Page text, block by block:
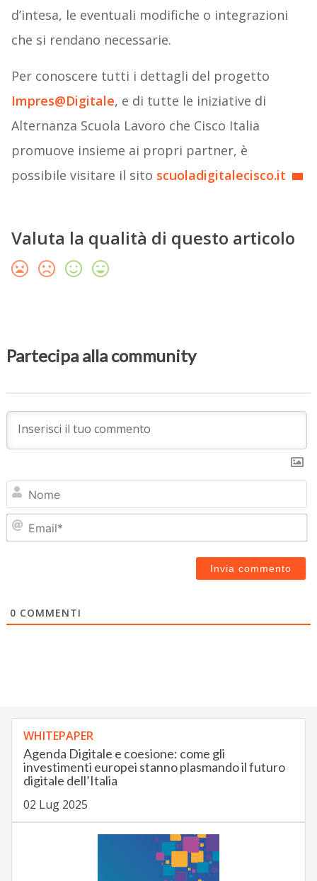
d’intesa, le eventuali modifiche o integrazioni
che si rendano necessarie.
Per conoscere tutti i dettagli del progetto
Impres@Digitale, e di tutte le iniziative di
Alternanza Scuola Lavoro che Cisco Italia
promuove insieme ai propri partner, è
possibile visitare il sito scuoladigitalecisco.it
Valuta la qualità di questo articolo
Partecipa alla community
0 COMMENTI
WHITEPAPER
Agenda Digitale e coesione: come gli
investimenti europei stanno plasmando il futuro
digitale dell’Italia
02 Lug 2025